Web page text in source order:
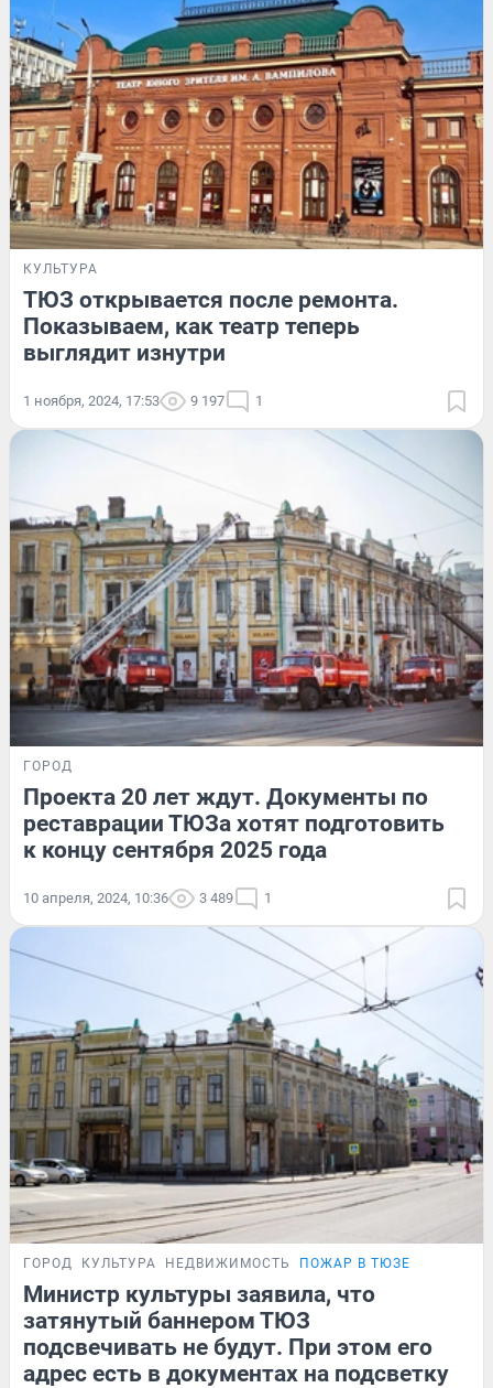
КУЛЬТУРА
ТЮЗ открывается после ремонта.
Показываем, как театр теперь
выглядит изнутри
1 ноября, 2024, 17:53 9 197 1
ГОРОД
Проекта 20 лет ждут. Документы по
реставрации ТЮЗа хотят подготовить
к концу сентября 2025 года
10 апреля, 2024, 10:36 3 489 1
ГОРОД КУЛЬТУРА НЕДВИЖИМОСТЬ ПОЖАР В ТЮЗЕ
Министр культуры заявила, что
затянутый баннером ТЮЗ
подсвечивать не будут. При этом его
адрес есть в документах на подсветку